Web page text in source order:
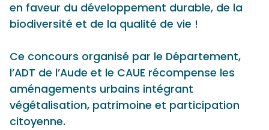
en faveur du développement durable, de la
biodiversité et de la qualité de vie !
Ce concours organisé par le Département,
l’ADT de l’Aude et le CAUE récompense les
aménagements urbains intégrant
végétalisation, patrimoine et participation
citoyenne.